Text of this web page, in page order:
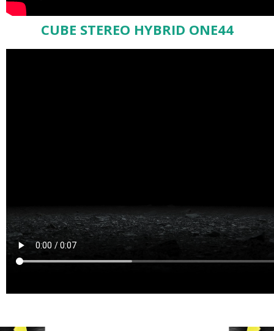
CUBE STEREO HYBRID ONE44